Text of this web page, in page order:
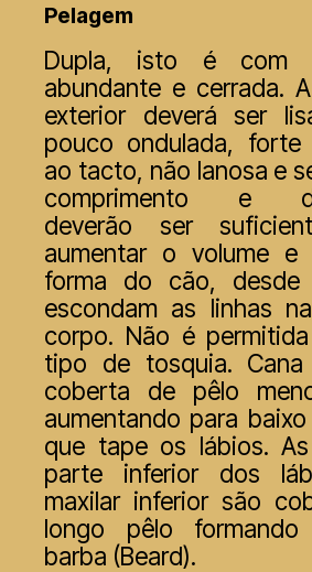
Pelagem
Dupla, isto é com
abundante e cerrada.
exterior deverá ser
pouco ondulada, forte
ao tacto, não lanosa e
comprimento e
deverão ser
aumentar o volume e
forma do cão, desde
escondam as linhas
corpo. Não é
tipo de tosquia.
coberta de pêlo
aumentando para
que tape os lábios.
parte inferior dos
maxilar inferior são
longo pêlo
barba (Beard).